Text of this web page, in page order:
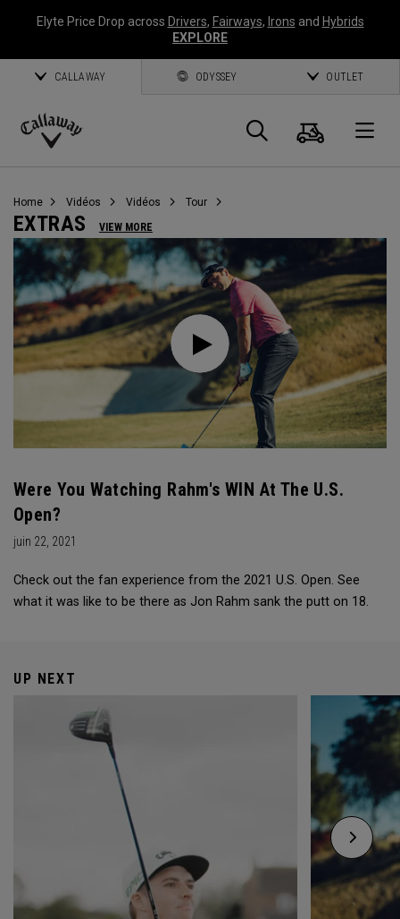
Elyte Price Drop across Drivers, Fairways, Irons and Hybrids
EXPLORE
CALLAWAY ODYSSEY OUTLET
Callaway
Panier
Home Vidéos Vidéos Tour
EXTRAS VIEW MORE
Were You Watching Rahm's WIN At The U.S.
Open?
juin 22, 2021
Check out the fan experience from the 2021 U.S. Open. See
what it was like to be there as Jon Rahm sank the putt on 18.
UP NEXT